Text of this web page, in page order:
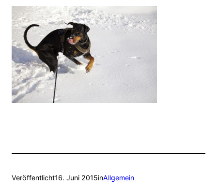
Veröffentlicht16. Juni 2015inAllgemein